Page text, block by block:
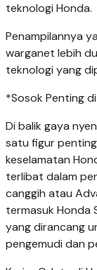
teknologi Honda.
Penampilannya
warganet lebih
teknologi yang
*Sosok Penting
Di balik gaya
satu figur
keselamatan
terlibat dalam
canggih atau
termasuk Honda
yang dirancang
pengemudi dan